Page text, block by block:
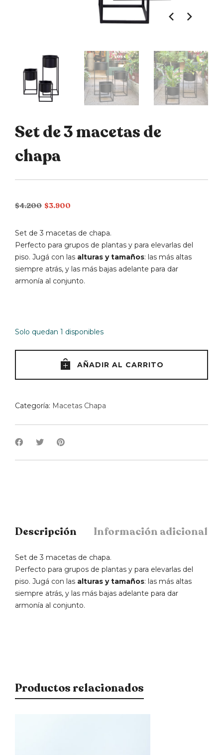
Set de 3 macetas de
chapa
$4.200 El
original
$4.200.
$3.900
actual
$3.900.
Set de 3 macetas de chapa.
Perfecto para grupos de plantas y para elevarlas del
piso. Jugá con las alturas y tamaños: las más altas
siempre atrás, y las más bajas adelante para dar
armonía al conjunto.
Solo quedan 1 disponibles
AÑADIR AL CARRITO
Categoría: Macetas Chapa
Descripción Información adicional
Set de 3 macetas de chapa.
Perfecto para grupos de plantas y para elevarlas del
piso. Jugá con las alturas y tamaños: las más altas
siempre atrás, y las más bajas adelante para dar
armonía al conjunto.
Productos relacionados